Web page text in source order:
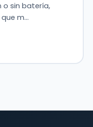
o sin batería,
m…